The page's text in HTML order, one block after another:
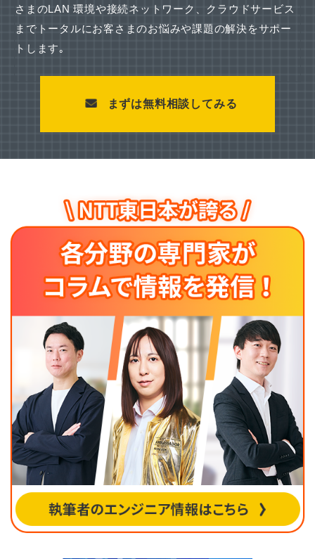
さまのLAN 環境や接続ネットワーク、
クラウドサービス
までトータルにお客さまのお悩みや課題の解決をサポー
トします｡
まずは無料相談してみる